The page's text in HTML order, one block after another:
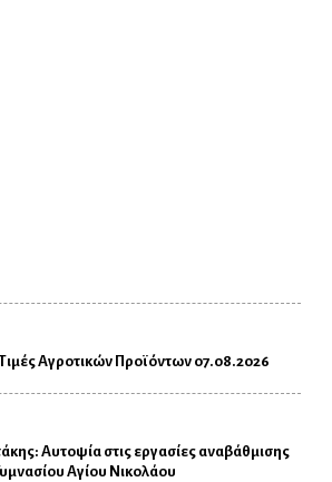
Αγροτικών Προϊόντων 07.08.2026
Αυτοψία στις εργασίες αναβάθμισης
Αγίου Νικολάου